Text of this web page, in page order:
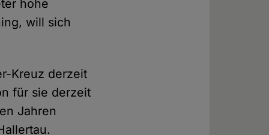
hohe
will sich
Kreuz derzeit
für sie derzeit
Jahren